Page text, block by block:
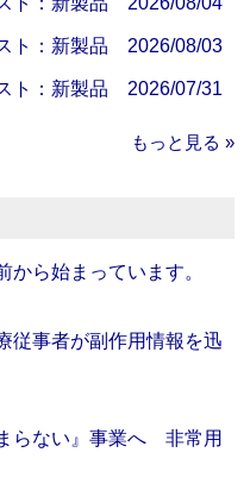
ト：新製品 2026/08/03
ト：新製品 2026/07/31
もっと見る »
から始まっています。
従事者が副作用情報を迅
らない』事業へ 非常用